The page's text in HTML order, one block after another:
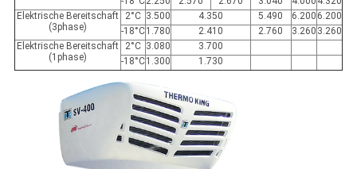
Elektrische Bereitschaft
(3phase)
2°C 3.500 4.350 5.490 6.200 6.200
-18°C1.780 2.410 2.760 3.260 3.260
Elektrische Bereitschaft
(1phase)
2°C 3.080
3.700
-18°C1.300 1.730